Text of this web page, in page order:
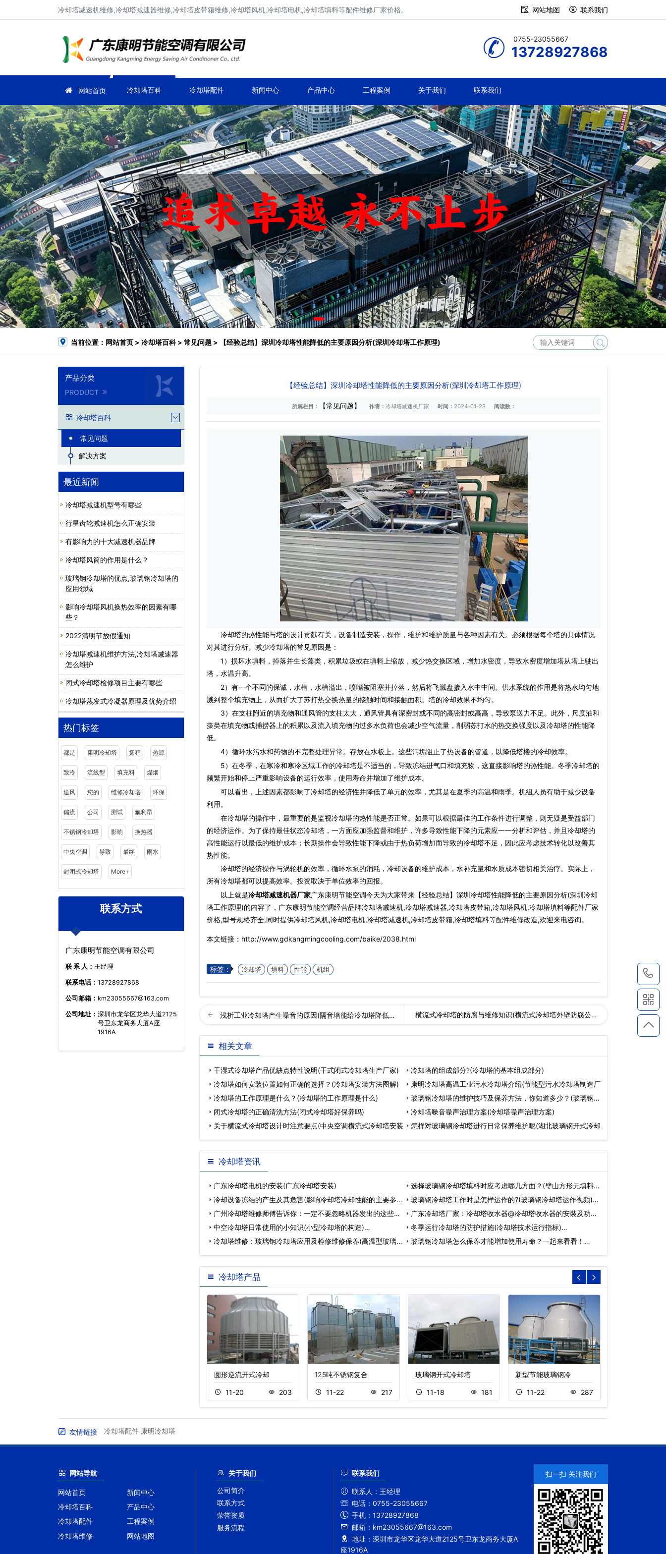
冷却塔减速机维修,冷却塔减速器维修,冷却塔皮带箱维修,冷却塔风机,冷却塔电机,冷却塔填料等配件维修厂家价格。 网站地图 联系我们
0755-23055667
13728927868
网站首页 冷却塔百科 冷却塔配件 新闻中心 产品中心 工程案例 关于我们 联系我们
当前位置： 网站首页 > 冷却塔百科> 常见问题 > 【经验总结】深圳冷却塔性能降低的主要原因分析(深圳冷却塔工作原理)
产品分类
PRODUCT
冷却塔百科
常见问题
解决方案
最近新闻
冷却塔减速机型号有哪些
行星齿轮减速机怎么正确安装
有影响力的十大减速机器品牌
冷却塔风筒的作用是什么？
玻璃钢冷却塔的优点,玻璃钢冷却塔的
应用领域
影响冷却塔风机换热效率的因素有哪
些？
2022清明节放假通知
冷却塔减速机维护方法,冷却塔减速器
怎么维护
闭式冷却塔检修项目主要有哪些
冷却塔蒸发式冷凝器原理及优势介绍
热门标签
都是 康明冷却塔 扬程 热源
致冷 流线型 填充料 煤烟
送风 您的 维修冷却塔 环保
偏流 公司 测试 氟利昂
不锈钢冷却塔 影响 换热器
中央空调 导致 最终 雨水
封闭式冷却塔 More+
联系方式
广东康明节能空调有限公司
联 系 人： 王经理
联系电话： 13728927868
公司邮箱： km23055667@163.com
公司地址： 深圳市龙华区龙华大道2125
号卫东龙商务大厦A座
1916A
【经验总结】深圳冷却塔性能降低的主要原因分析(深圳冷却塔工作原理)
所属栏目： 【常见问题】 作者： 冷却塔减速机厂家 时间： 2024-01-23 阅读数：
冷却塔的热性能与塔的设计贡献有关，设备制造安装，操作，维护和维护质量与各种因素有关。必须根据每个塔的具体情况
对其进行分析。减少冷却塔的常见原因是：
1）损坏水填料，掉落并生长藻类，积累垃圾或在填料上缩放，减少热交换区域，增加水密度，导致水密度增加塔从塔上驶出
塔，水温升高。
2）有一个不同的保诚，水槽，水槽溢出，喷嘴被阻塞并掉落，然后将飞溅盘掺入水中中间。供水系统的作用是将热水均匀地
溅到整个填充物上，从而扩大了苏打热交换热量的接触时间和接触面积。塔的冷却效果不均匀。
3）在支柱附近的填充物和通风管的支柱太大，通风管具有深密封或不同的高密封或高高，导致泵送力不足。此外，尺度油和
藻类在填充物或捕捞器上的积累以及流入填充物的过多水负荷也会减少空气流量，削弱苏打水的热交换强度以及冷却塔的性能降
低。
4）循环水污水和药物的不完整处理异常。存放在水板上。这些污垢阻止了热设备的管道，以降低塔楼的冷却效率。
5）在冬季，在寒冷和寒冷区域工作的冷却塔是不适当的，导致冻结进气口和填充物，这直接影响塔的热性能。冬季冷却塔的
频繁开始和停止严重影​​响设备的运行效率，使用寿命并增加了维护成本。
可以看出，上述因素都影响了冷却塔的经济性并降低了单元的效率，尤其是在夏季的高温和雨季。机组人员有助于减少设备
利用。
在冷却塔的操作中，最重要的是监视冷却塔的热性能是否正常。如果可以根据最佳的工作条件进行调整，则无疑是受益部门
的经济运作。为了保持最佳状态冷却塔，一方面应加强监督和维护，许多导致性能下降的元素应一一分析和评估，并且冷却塔的
高性能运行以最低的维护成本；长期操作会导致性能下降或由于热负荷增加而导致的冷却塔不足，因此应考虑技术转化以改善其
热性能。
冷却塔的经济操作与涡轮机的效率，循环水泵的消耗，冷却设备的维护成本，水补充量和水质成本密切相关治疗。实际上，
所有冷却塔都可以提高效率。投资取决于单位效率的回报。
以上就是冷却塔减速机器厂家广东康明节能空调今天为大家带来【经验总结】深圳冷却塔性能降低的主要原因分析(深圳冷却
塔工作原理)的内容了，广东康明节能空调经营品牌冷却塔减速机,冷却塔减速器,冷却塔皮带箱,冷却塔风机,冷却塔填料等配件厂家
价格,型号规格齐全,同时提供冷却塔风机,冷却塔电机,冷却塔减速机,冷却塔皮带箱,冷却塔填料等配件维修改造,欢迎来电咨询。
本文链接：http://www.gdkangmingcooling.com/baike/2038.html
标签： 冷却塔 填料 性能 机组
浅析工业冷却塔产生噪音的原因(隔音墙能给冷却塔降低多
少噪…
横流式冷却塔的防腐与维修知识(横流式冷却塔外壁防腐公司)
相关文章
干湿式冷却塔产品优缺点特性说明(干式闭式冷却塔生产厂家)
冷却塔的组成部分?(冷却塔的基本组成部分)
冷却塔如何安装位置如何正确的选择？(冷却塔安装方法图解)
康明冷却塔高温工业污水冷却塔介绍(节能型污水冷却塔制造厂
冷却塔的工作原理是什么？(冷却塔的工作原理是什么)
玻璃钢冷却塔的维护技巧及保养方法，你知道多少？(玻璃钢冷
却塔
闭式冷却塔的正确清洗方法(闭式冷却塔好保养吗)
冷却塔噪音噪声治理方案(冷却塔噪声治理方案)
关于横流式冷却塔设计时注意要点(中央空调横流式冷却塔安装
怎样对玻璃钢冷却塔进行日常保养维护呢(湖北玻璃钢开式冷却
冷却塔资讯
广东冷却塔电机的安装(广东冷却塔安装)
选择玻璃钢冷却塔填料时应考虑哪几方面？(璧山方形无填料玻
璃…
冷却设备冻结的产生及其危害(影响冷却塔冷却性能的主要参
数…
玻璃钢冷却塔工作时是怎样运作的?(玻璃钢冷却塔运作视频)…
广州冷却塔维修师傅告诉你：一定不要忽略机器发出的这些信
号！(…
广东冷却塔厂家：冷却塔收水器@冷却塔收水器的安裝及功效
(广…
中空冷却塔日常使用的小知识(小型冷却塔的构造)…
冬季运行冷却塔的防护措施(冷却塔技术运行指标)…
冷却塔维修：玻璃钢冷却塔应用及检修维修保养(高温型玻璃钢
冷…
玻璃钢冷却塔怎么保养才能增加使用寿命？一起来看看！…
冷却塔产品
圆形逆流开式冷却
11-20 203
125吨不锈钢复合
11-22 217
玻璃钢开式冷却塔
11-18 181
新型节能玻璃钢冷
11-22 287
友情链接 冷却塔配件 康明冷却塔
网站导航
网站首页
新闻中心
冷却塔百科
产品中心
冷却塔配件
工程案例
冷却塔维修
网站地图
关于我们
公司简介
联系方式
荣誉资质
服务流程
联系我们
联系人： 王经理
电话： 0755-23055667
手机： 13728927868
邮箱： km23055667@163.com
地址： 深圳市龙华区龙华大道2125号卫东龙商务大厦A
座1916A
扫一扫 关注我们